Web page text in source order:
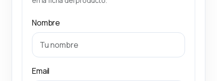
Nombre
Email